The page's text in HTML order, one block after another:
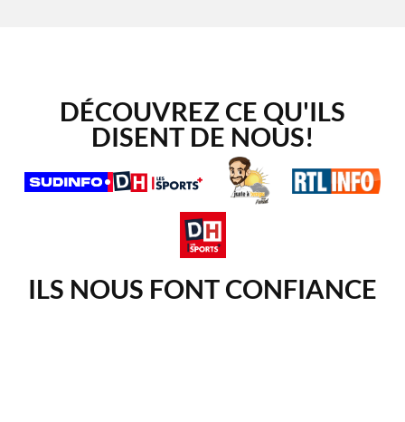
DÉCOUVREZ CE QU'ILS
DISENT DE NOUS!
ILS NOUS FONT CONFIANCE